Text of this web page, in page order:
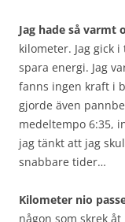
Jag hade så varmt
kilometer. Jag gick
spara energi. Jag
fanns ingen kraft i
gjorde även
medeltempo 6:35,
jag tänkt att jag
snabbare tider…
Kilometer nio
någon som skrek